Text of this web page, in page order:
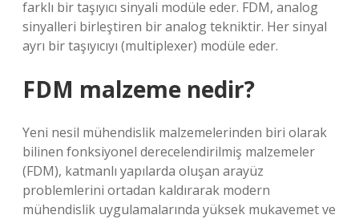
farklı bir taşıyıcı sinyali modüle eder. FDM, analog
sinyalleri birleştiren bir analog tekniktir. Her sinyal
ayrı bir taşıyıcıyı (multiplexer) modüle eder.
FDM malzeme nedir?
Yeni nesil mühendislik malzemelerinden biri olarak
bilinen fonksiyonel derecelendirilmiş malzemeler
(FDM), katmanlı yapılarda oluşan arayüz
problemlerini ortadan kaldırarak modern
mühendislik uygulamalarında yüksek mukavemet ve